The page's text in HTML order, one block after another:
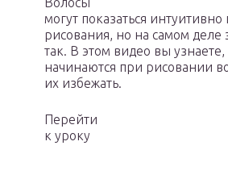
могут показаться
рисования, но на самом деле
так. В этом видео вы
начинаются при рисовании
их избежать.
Перейти
к уроку